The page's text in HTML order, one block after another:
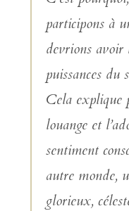
participons à
devrions avoir
puissances
Cela explique
louange et
sentiment
autre monde,
glorieux,